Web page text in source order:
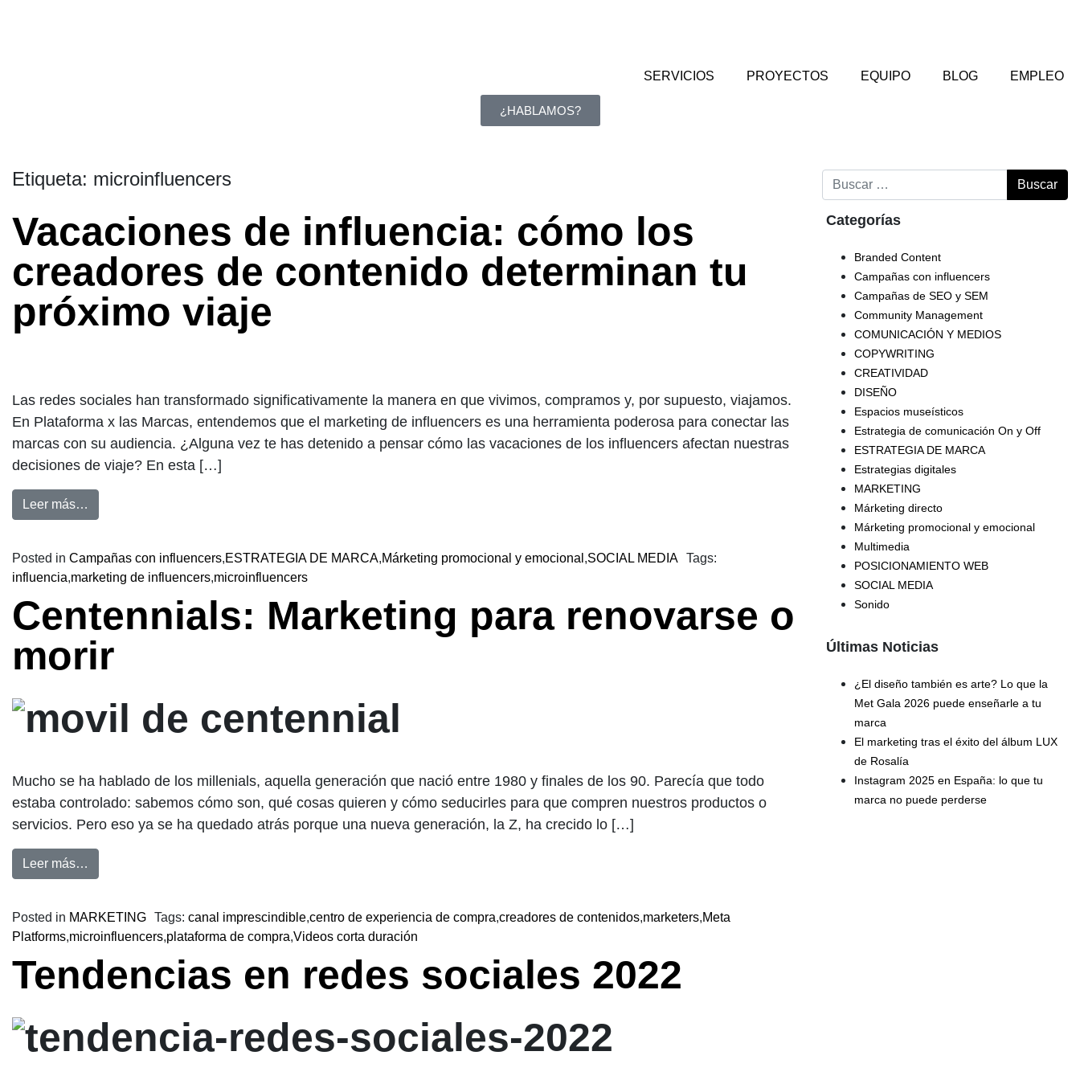
SERVICIOS PROYECTOS EQUIPO BLOG EMPLEO
¿HABLAMOS?
Etiqueta: microinfluencers
Vacaciones de influencia: cómo los
creadores de contenido determinan tu
próximo viaje
Las redes sociales han transformado significativamente la manera en que vivimos, compramos y, por supuesto, viajamos.
En Plataforma x las Marcas, entendemos que el marketing de influencers es una herramienta poderosa para conectar las
marcas con su audiencia. ¿Alguna vez te has detenido a pensar cómo las vacaciones de los influencers afectan nuestras
decisiones de viaje? En esta […]
Leer más…
Posted in Campañas con influencers,ESTRATEGIA DE MARCA,Márketing promocional y emocional ,SOCIAL MEDIA Tags:
influencia,marketing de influencers,microinfluencers
Centennials: Marketing para renovarse o
morir
Mucho se ha hablado de los millenials, aquella generación que nació entre 1980 y finales de los 90. Parecía que todo
estaba controlado: sabemos cómo son, qué cosas quieren y cómo seducirles para que compren nuestros productos o
servicios. Pero eso ya se ha quedado atrás porque una nueva generación, la Z, ha crecido lo […]
Leer más…
Posted in MARKETING Tags: canal imprescindible,centro de experiencia de compra,creadores de contenidos,marketers,Meta
Platforms,microinfluencers,plataforma de compra,Videos corta duración
Tendencias en redes sociales 2022
Buscar
Categorías
Branded Content
Campañas con influencers
Campañas de SEO y SEM
Community Management
COMUNICACIÓN Y MEDIOS
COPYWRITING
CREATIVIDAD
DISEÑO
Espacios museísticos
Estrategia de comunicación On y Off
ESTRATEGIA DE MARCA
Estrategias digitales
MARKETING
Márketing directo
Márketing promocional y emocional
Multimedia
POSICIONAMIENTO WEB
SOCIAL MEDIA
Sonido
Últimas Noticias
¿El diseño también es arte? Lo que la
Met Gala 2026 puede enseñarle a tu
marca
El marketing tras el éxito del álbum LUX
de Rosalía
Instagram 2025 en España: lo que tu
marca no puede perderse